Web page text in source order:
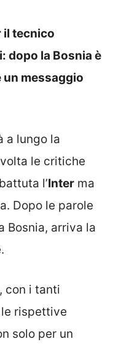
il tecnico
dopo la Bosnia è
un messaggio
a lungo la
le critiche
l’Inter ma
Dopo le parole
Bosnia, arriva la
con i tanti
rispettive
solo per un